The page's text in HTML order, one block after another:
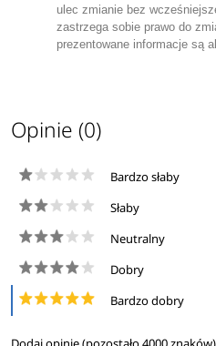
ulec zmianie bez
zastrzega sobie prawo do
prezentowane informacje są
Opinie (0)
Bardzo słaby
Słaby
Neutralny
Dobry
Bardzo dobry